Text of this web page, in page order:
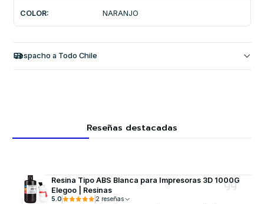
COLOR: NARANJO
Despacho a Todo Chile
Reseñas destacadas
Resina Tipo ABS Blanca para Impresoras 3D 1000G
Elegoo | Resinas
5.0 2 reseñas